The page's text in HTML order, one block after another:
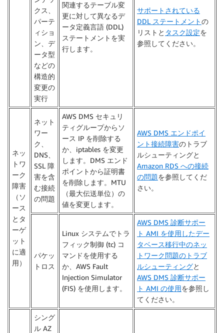
クス、
パーテ
ィショ
ン、デ
ータ型
などの
構造的
変更の
実行
関連するテーブル変
更に対して異なるデ
ータ定義言語 (DDL)
ステートメントを実
行します。
サポートされている
DDL ステートメントの
リストと タスク設定を
参照してください。
ネッ
トワ
ーク
障害
（ソ
ース
とタ
ーゲ
ット
に適
用）
ネット
ワー
ク、
DNS、
SSL 障
害を含
む接続
の問題
AWS DMS セキュリ
ティグループからソ
ース IP を削除する
か、iptables を変更
します。DMS エンド
ポイントから証明書
を削除します。MTU
（最大伝送単位）の
値を変更します。
AWS DMS エンドポイ
ント接続障害のトラブ
ルシューティングと
Amazon RDS への接続
の問題を参照してくだ
さい。
パケッ
トロス
Linux システムでトラ
フィック制御 (tc) コ
マンドを使用する
か、AWS Fault
Injection Simulator
(FIS) を使用します。
AWS DMS 診断サポー
ト AMI を使用したデー
タベース移行中のネッ
トワーク問題のトラブ
ルシューティングと
AWS DMS 診断サポー
ト AMI の使用を参照し
てください。
シング
ル AZ